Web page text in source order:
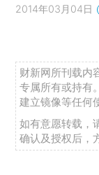
2014年03月04日
财新网所刊载内
专属所有或持有
建立镜像等任何
如有意愿转载，
确认及授权后，